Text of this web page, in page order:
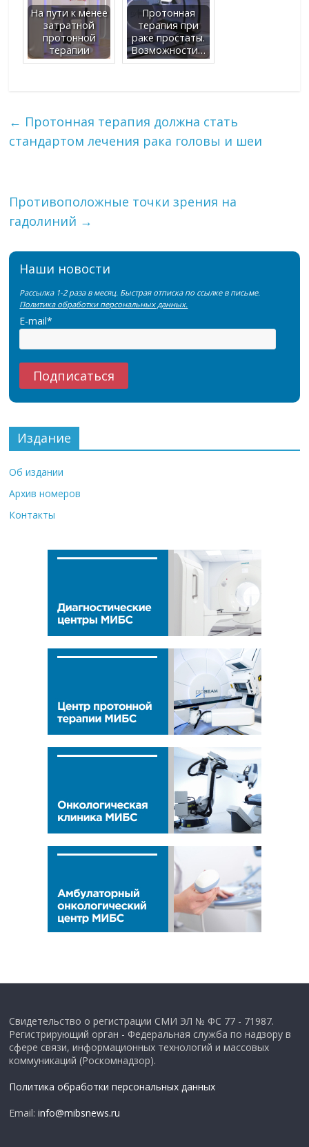
На пути к менее
затратной
протонной
терапии
Протонная
терапия при
раке простаты.
Возможности…
← Протонная терапия должна стать
стандартом лечения рака головы и шеи
Противоположные точки зрения на
гадолиний →
Наши новости
Рассылка 1-2 раза в месяц. Быстрая отписка по ссылке в письме.
Политика обработки персональных данных.
E-mail*
Издание
Об издании
Архив номеров
Контакты
Свидетельство о регистрации СМИ ЭЛ № ФС 77 - 71987.
Регистрирующий орган - Федеральная служба по надзору в
сфере связи, информационных технологий и массовых
коммуникаций (Роскомнадзор).
Политика обработки персональных данных
Email:info@mibsnews.ru